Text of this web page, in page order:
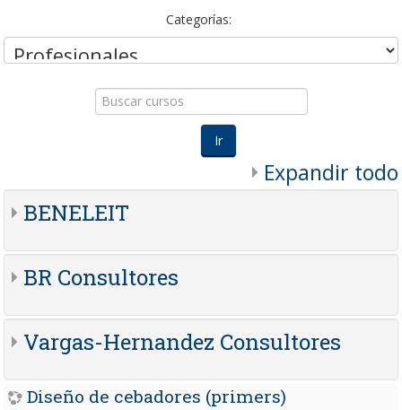
Categorías:
Buscar
cursos
Ir
Expandir todo
BENELEIT
BR Consultores
Vargas-Hernandez Consultores
Diseño de cebadores (primers)